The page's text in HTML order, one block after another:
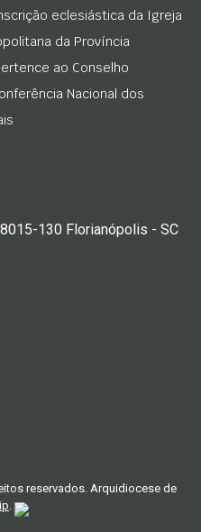
eclesiástica da Igreja
da Província
ao Conselho
Nacional dos
130 Florianópolis - SC
reservados. Arquidiocese de